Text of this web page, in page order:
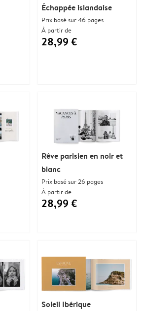
Échappée islandaise
Prix basé sur 46 pages
À partir de
28,99 €
Rêve parisien en noir et
blanc
Prix basé sur 26 pages
À partir de
28,99 €
Soleil Ibérique